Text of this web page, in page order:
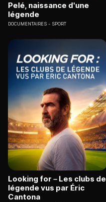
Pelé, naissance d'une
légende
DOCUMENTAIRES SPORT
Looking for – Les clubs de
légende vus par Éric
Cantona